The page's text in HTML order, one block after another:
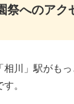
祭へのアク
川」駅がも
。